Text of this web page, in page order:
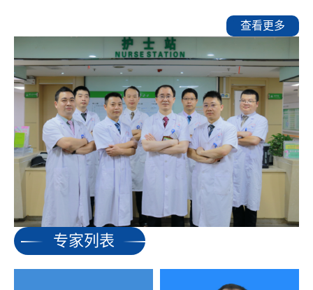
查看更多
专家列表